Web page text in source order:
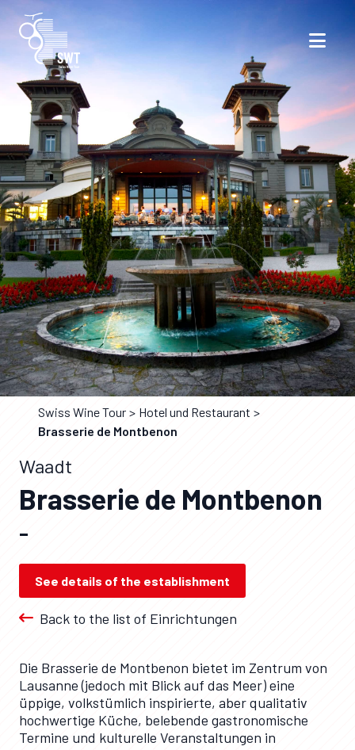
Swiss Wine Tour
Hotel und Restaurant
Brasserie de Montbenon
Waadt
Brasserie de Montbenon
–
See details of the establishment
Back to the list of Einrichtungen
Die Brasserie de Montbenon bietet im Zentrum von
Lausanne (jedoch mit Blick auf das Meer) eine
üppige, volkstümlich inspirierte, aber qualitativ
hochwertige Küche, belebende gastronomische
Termine und kulturelle Veranstaltungen in